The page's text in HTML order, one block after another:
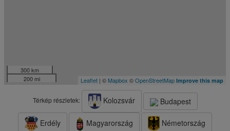
300 km
200 mi
Leaflet | © Mapbox ©OpenStreetMap Improve this map
Térkép részletek: Kolozsvár Budapest
Erdély Magyarország Németország